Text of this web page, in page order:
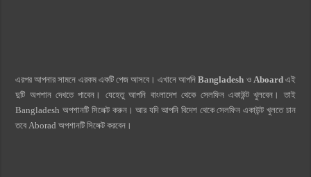
এরপর আপনার সামনে এরকম একটি পেজ আসবে। এখানে আপনিBangladesh ও Aboardএই
দুটি অপশান দেখতে পাবেন। যেহেতু আপনি বাংলাদেশ থেকে সেলফিন একাউন্ট খুলবেন। তাই
Bangladesh অপশানটি সিলেক্ট করুন। আর যদি আপনি বিদেশ থেকে সেলফিন একাউন্ট খুলতে চান
তবে Aborad অপশানটি সিলেক্ট করবেন।